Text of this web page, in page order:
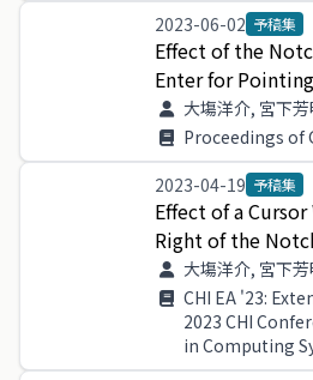
2023-06-02 予稿集
Effectof the
Enterfor Pointing
大塲洋介, 宮下芳
Proceedings of
2023-04-19 予稿集
EffectofaCursor
Rightof the
大塲洋介, 宮下芳
CHI EA '23:
2023 CHI
in Computing